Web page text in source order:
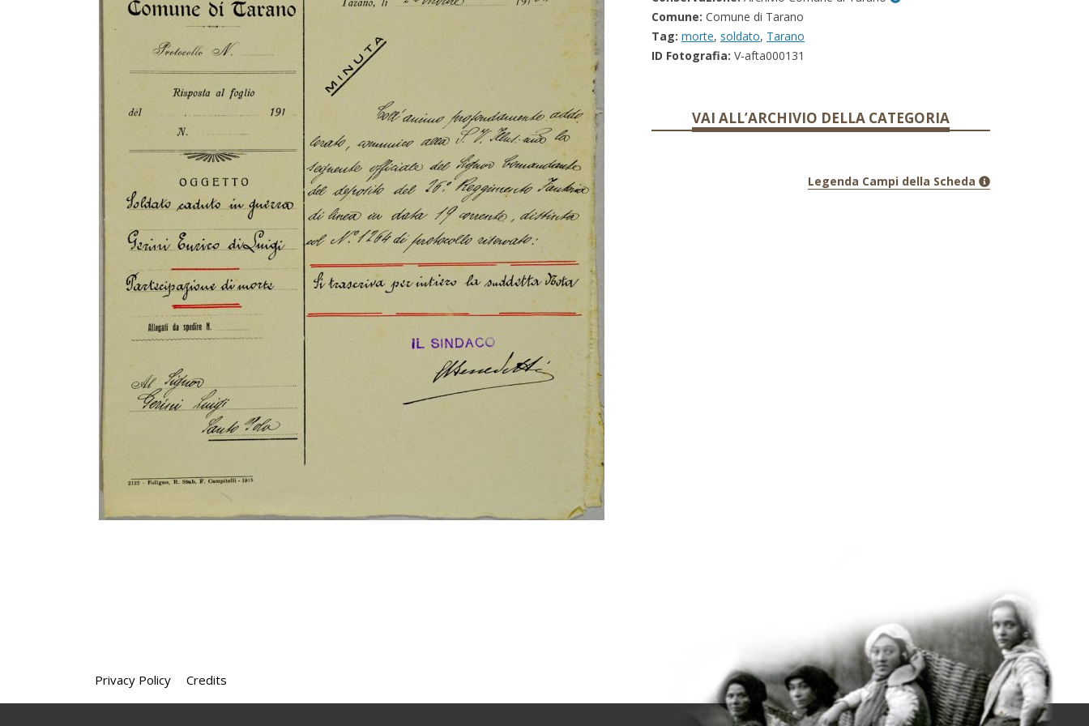
Comune: Comune di Tarano
Tag: morte, soldato, Tarano
ID Fotografia: V-afta000131
VAI ALL’ARCHIVIO DELLA CATEGORIA
Legenda Campi della Scheda
Privacy Policy Credits